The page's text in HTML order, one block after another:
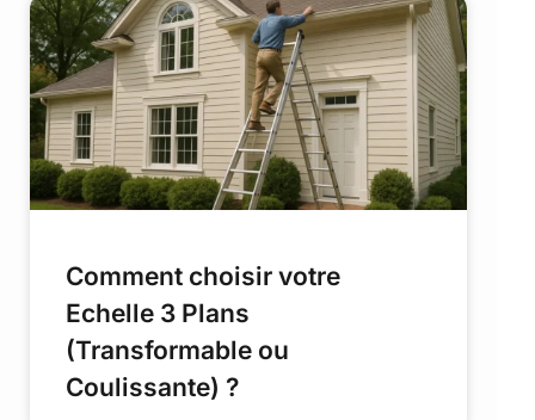
Comment choisir votre
Echelle 3 Plans
(Transformable ou
Coulissante) ?